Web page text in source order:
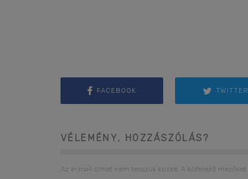
FACEBOOK TWITTER
VÉLEMÉNY, HOZZÁSZÓLÁS?
Az e-mail címet nem tesszük közzé. A kötelező mezőket